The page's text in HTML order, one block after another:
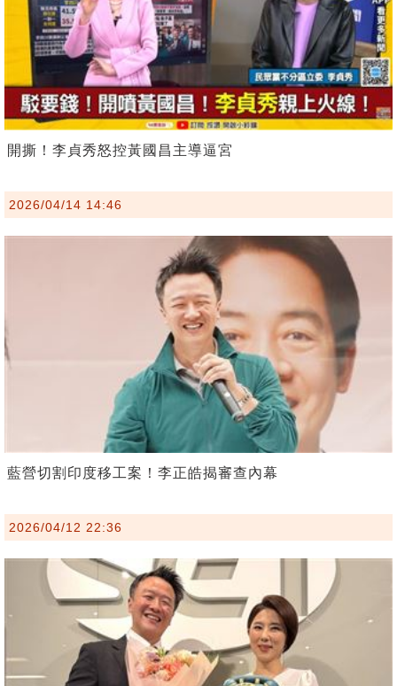
開撕！李貞秀怒控黃國昌主導逼宮
2026/04/14 14:46
藍營切割印度移工案！李正皓揭審查內幕
2026/04/12 22:36